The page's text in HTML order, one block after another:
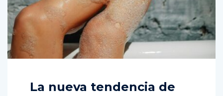
La nueva tendencia de